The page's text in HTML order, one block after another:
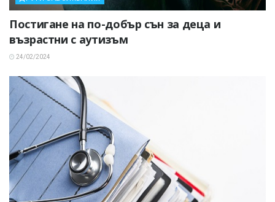
Постигане на по-добър сън за деца и
възрастни с аутизъм
24/02/2024